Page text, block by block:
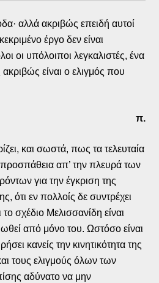
αλλά ακριβώς επειδή αυτοί
έργο δεν είναι
οι υπόλοιποι λεγκαλιστές, ένα
είναι ο ελιγμός που
π.
και σωστά, πως τα τελευταία
απ’ την πλευρά των
για την έγκριση της
ότι εν πολλοίς δε συντρέχει
σχέδιο Μελισσανίδη είναι
από μόνο του. Ωστόσο είναι
κανείς την κινητικότητα της
τους ελιγμούς όλων των
αδύνατο να μην